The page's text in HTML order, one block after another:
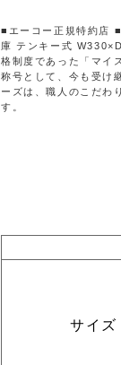
■エーコー正規特約店
庫 テンキー式
格制度であった「マイ
称号として、今も受け
ーズは、職人のこだわ
す。
サイズ